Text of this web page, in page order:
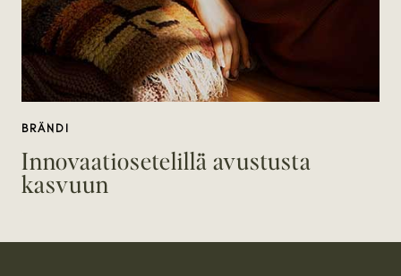
BRÄNDI
Innovaatiosetelillä avustusta
kasvuun